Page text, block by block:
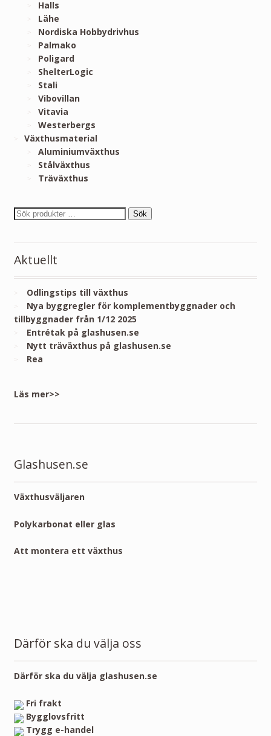
Halls
Lähe
Nordiska Hobbydrivhus
Palmako
Poligard
ShelterLogic
Stali
Vibovillan
Vitavia
Westerbergs
Växthusmaterial
Aluminiumväxthus
Stålväxthus
Träväxthus
Sök
Aktuellt
Odlingstips till växthus
Nya byggregler för komplementbyggnader och
tillbyggnader från 1/12 2025
Entrétak på glashusen.se
Nytt träväxthus på glashusen.se
Rea
Läs mer>>
Glashusen.se
Växthusväljaren
Polykarbonat eller glas
Att montera ett växthus
Därför ska du välja oss
Därför ska du välja glashusen.se
Fri frakt
Bygglovsfritt
Trygg e-handel